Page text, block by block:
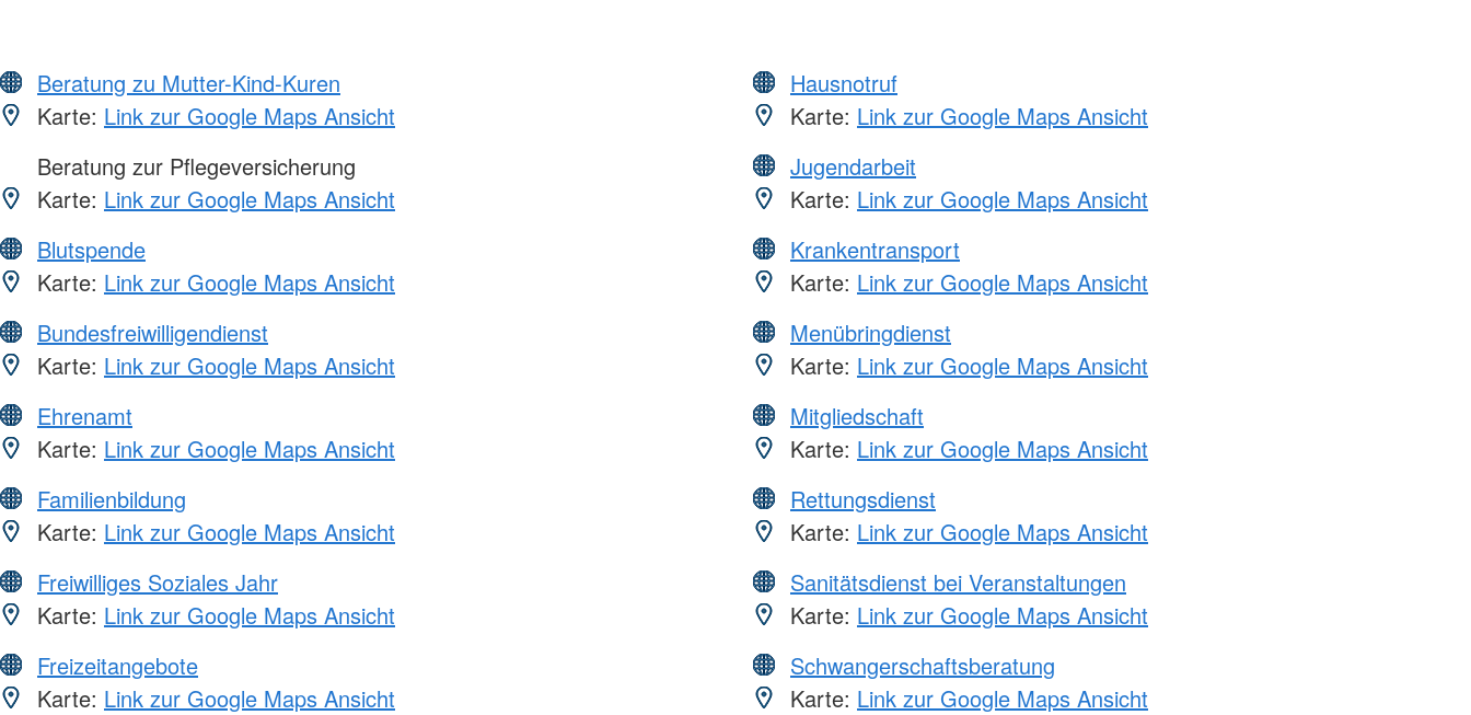
Beratung zu Mutter-Kind-Kuren
Karte: Link zur Google Maps Ansicht
Beratung zur Pflegeversicherung
Karte: Link zur Google Maps Ansicht
Blutspende
Karte: Link zur Google Maps Ansicht
Bundesfreiwilligendienst
Karte: Link zur Google Maps Ansicht
Ehrenamt
Karte: Link zur Google Maps Ansicht
Familienbildung
Karte: Link zur Google Maps Ansicht
Freiwilliges Soziales Jahr
Karte: Link zur Google Maps Ansicht
Freizeitangebote
Karte: Link zur Google Maps Ansicht
Hausnotruf
Karte: Link zur Google Maps Ansicht
Jugendarbeit
Karte: Link zur Google Maps Ansicht
Krankentransport
Karte: Link zur Google Maps Ansicht
Menübringdienst
Karte: Link zur Google Maps Ansicht
Mitgliedschaft
Karte: Link zur Google Maps Ansicht
Rettungsdienst
Karte: Link zur Google Maps Ansicht
Sanitätsdienst bei Veranstaltungen
Karte: Link zur Google Maps Ansicht
Schwangerschaftsberatung
Karte: Link zur Google Maps Ansicht